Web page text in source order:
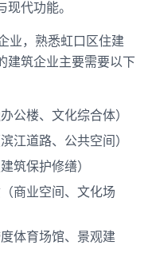
代功能。
业，熟悉虹口区住建
建筑企业主要需要以下
公楼、文化综合体）
江道路、公共空间）
筑保护修缮）
商业空间、文化场
体育场馆、景观建